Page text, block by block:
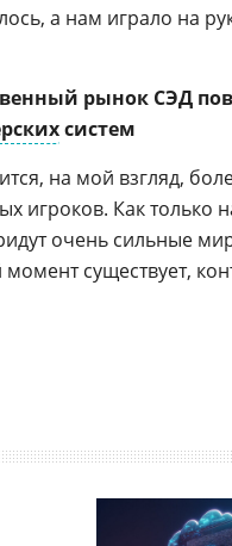
а нам играло на
рынок СЭД
систем
на мой взгляд,
игроков. Как только
очень сильные
существует,